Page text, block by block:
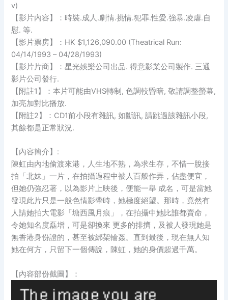
v)
【影片內容】：時裝.成人.劇情.挑情.犯罪.性愛.強暴.凌虐.自
慰. 等.
【影片票房】：HK $1,126,090.00 (Theatrical Run:
04/14/1993 – 04/28/1993)
【影片片商】：星光娛樂公司出品. 得意影業公司製作. 三通
影片公司發行.
【附註1】：本片可能由VHS轉制, 色調較昏暗, 敬請調整螢幕,
加亮加對比播放.
【附註2】：CD1前小段有雜訊, 如斷訊, 請跳過該雜訊小段,
其餘都是正常狀況.
【內容簡介】:
陳虹由內地偷渡來港，人生地不熟，為求生存，不惜一脫接
拍「北妹」一片，在拍攝過程中被人百般作弄，佔盡便宜，
但她仍強忍著，以為影片上映後，便能一舉 成名，可是當她
發現此片只是一般色情影帶時，她極度絕望。那時，竟然有
人請她拍大電影「塘西風月痕」，在拍攝中她比誰都賣命，
令她知名度磊增，可是卻換來 更多的排擠，及被人發現她是
無香港身份證的，甚至被綁架輪姦。直到最後，現在無人知
她在何方，只留下一個傳說，陳虹，她的身價超過千萬。
【內容部份截圖】：